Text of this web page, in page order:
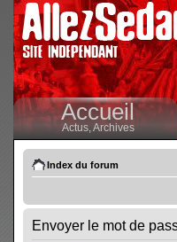
Accueil
Actus,Archives
Index du forum
Envoyer le mot de